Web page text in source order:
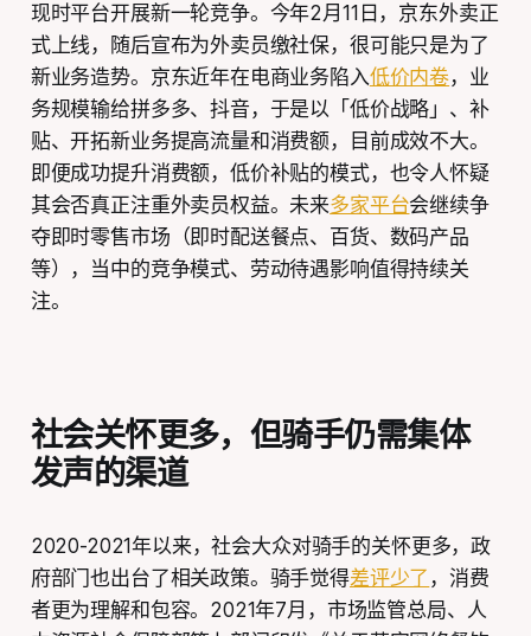
现时平台开展新一轮竞争。今年2月11日，京东外卖正
式上线，随后宣布为外卖员缴社保，很可能只是为了
新业务造势。京东近年在电商业务陷入低价内卷，业
务规模输给拼多多、抖音，于是以「低价战略」、补
贴、开拓新业务提高流量和消费额，目前成效不大。
即便成功提升消费额，低价补贴的模式，也令人怀疑
其会否真正注重外卖员权益。未来多家平台会继续争
夺即时零售市场（即时配送餐点、百货、数码产品
等），当中的竞争模式、劳动待遇影响值得持续关
注。
社会关怀更多，但骑手仍需集体
发声的渠道
2020-2021年以来，社会大众对骑手的关怀更多，政
府部门也出台了相关政策。骑手觉得差评少了 ，消费
者更为理解和包容。2021年7月，市场监管总局、人